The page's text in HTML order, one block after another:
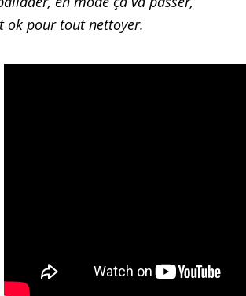
ok pour tout nettoyer.